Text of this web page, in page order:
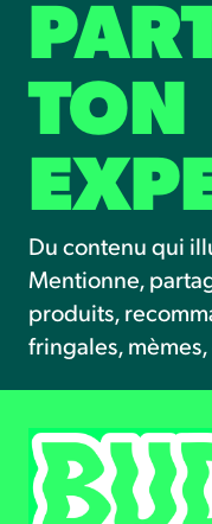
TON
Du contenu qui
Mentionne,
produits,
fringales,